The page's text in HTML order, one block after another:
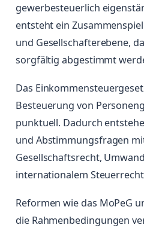
gewerbesteuerlich
entsteht ein
und Gesellschafterebene,
sorgfältig abgestimmt
Das
Besteuerung von
punktuell. Dadurch
und Abstimmungsfragen
Gesellschaftsrecht,
internationalem
Reformen wie das MoPeG
die Rahmenbedingungen